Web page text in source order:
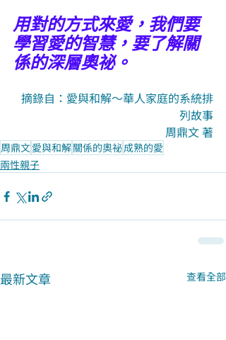
用對的方式來愛，我們要
學習愛的智慧，要了解關
係的深層奧祕。
摘錄自：愛與和解～華人家庭的系統排
列故事
周鼎文 著
周鼎文愛與和解關係的奧祕成熟的愛
兩性親子
最新文章 查看全部